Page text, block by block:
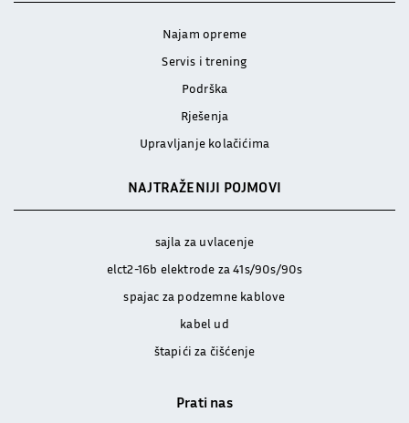
Najam opreme
Servis i trening
Podrška
Rješenja
Upravljanje kolačićima
NAJTRAŽENIJI POJMOVI
sajla za uvlacenje
elct2-16b elektrode za 41s/90s/90s
spajac za podzemne kablove
kabel ud
štapići za čišćenje
Prati nas